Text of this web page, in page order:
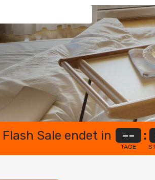
Sale endet in --
TAGE
: